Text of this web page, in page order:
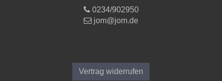
0234/902950
jom@jom.de
Vertrag widerrufen